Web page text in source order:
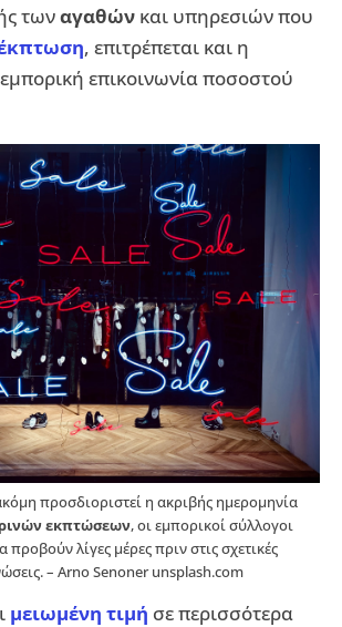
τωναγαθών και υπηρεσιών που
, επιτρέπεται και η
επικοινωνία ποσοστού
προσδιοριστεί η ακριβής ημερομηνία
εκπτώσεων, οι εμπορικοί σύλλογοι
προβούν λίγες μέρες πριν στις σχετικές
– Arno Senoner unsplash.com
μειωμένη τιμή σε περισσότερα